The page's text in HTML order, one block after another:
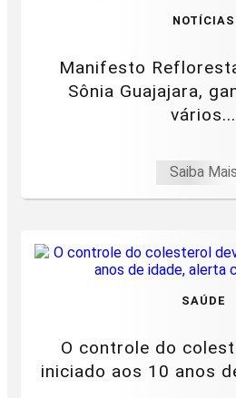
NOTÍCIAS
Manifesto
Sônia Guajajara,
vários...
Saiba Mais
SAÚDE
O controle do
iniciado aos 10 anos